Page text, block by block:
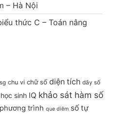
– Hà Nội
thức C – Toán nâng
chu vi chữ số diện tích dãy số
học sinh IQ khảo sát hàm số
phương trình que diêm số tự